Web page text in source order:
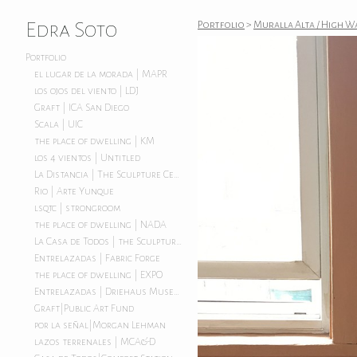
Edra Soto
Portfolio
el lugar de la morada | MAPR
los ojos del viento | LDJ
Graft | ICA San Diego
Scala | UIC
the place of dwelling | KM
los 4 vientos | Untitled
Rio | Arte Yunque
lsqtc | strongroom
the place of dwelling | NADA
Entrelazadas | Fabric Forge
the place of dwelling | EXPO
Graft|Public Art Fund
por la señal|Morgan Lehman
lazos terrenales | MCA&D
Portfolio > Muralla Alta / High